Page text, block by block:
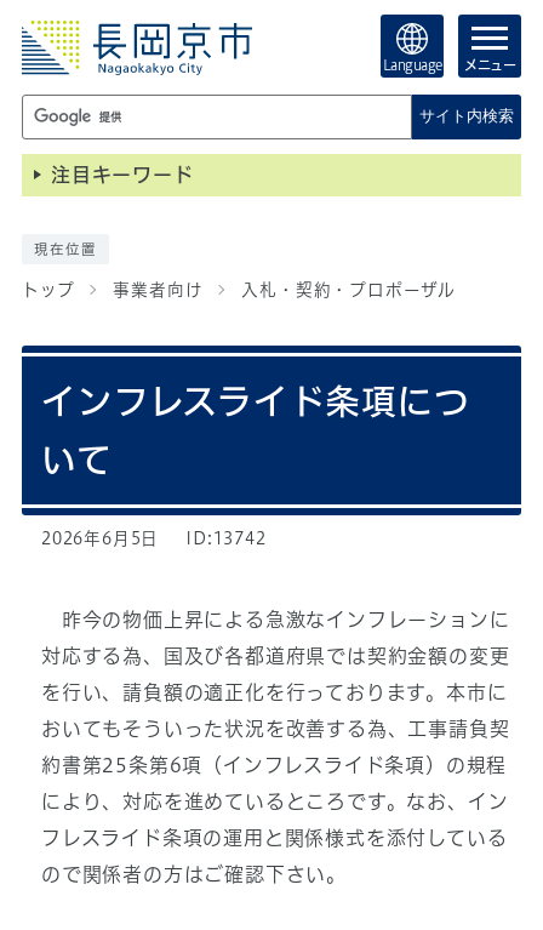
Language メニュー
サイト内検索
注目キーワード
現在位置
トップ 事業者向け 入札・契約・プロポーザル
インフレスライド条項につ
いて
2026年6月5日 ID:13742
昨今の物価上昇による急激なインフレーションに
対応する為、国及び各都道府県では契約金額の変更
を行い、請負額の適正化を行っております。本市に
おいてもそういった状況を改善する為、工事請負契
約書第25条第6項（インフレスライド条項）の規程
により、対応を進めているところです。なお、イン
フレスライド条項の運用と関係様式を添付している
ので関係者の方はご確認下さい。